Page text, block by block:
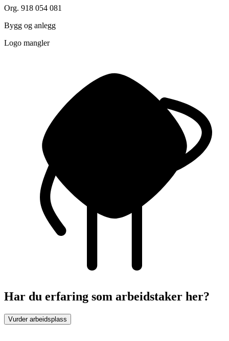
Org. 918 054 081
Bygg og anlegg
Logo mangler
Har du erfaring som arbeidstaker her?
Vurder arbeidsplass